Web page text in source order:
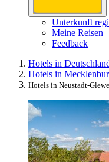
Unterkunft
Meine Reisen
Feedback
Hotels in
Hotels in
Hotels in Neustadt-Glewe